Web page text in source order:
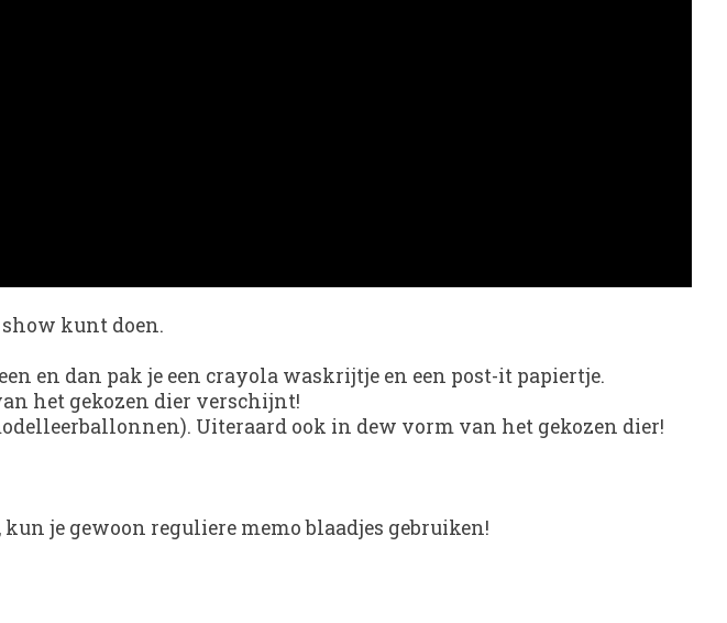
kunt doen.
en dan pak je een crayola waskrijtje en een post-it papiertje.
het gekozen dier verschijnt!
Uiteraard ook in dew vorm van het gekozen dier!
je gewoon reguliere memo blaadjes gebruiken!